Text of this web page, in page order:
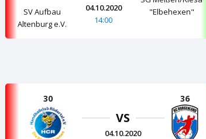
SV Aufbau
Altenburg e.V.
04.10.2020
14:00
"Elbehexen"
30
VS
04.10.2020
36